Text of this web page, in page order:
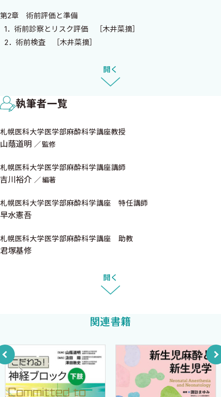
麻酔科研修は，単に技術を習得する場ではなく，チーム医療の
一員として患者の命を預かる責任を自覚し，その使命を果たす姿
勢を学ぶ貴重な機会です．本書が，すべての研修医の皆さんにとっ
く手助けとなることを心より願っております．
2026年3月 日本麻酔科学会第73回学術集会開催を記念して
札幌医科大学医学部麻酔科学講座 教授
山 蔭 道 明
第2章 術前評価と準備
1．術前診察とリスク評価 ［木井菜摘］
2．術前検査 ［木井菜摘］
4．術前薬剤管理 ［枝長充隆］
5．周術期禁煙指導と患者教育 ［枝長充隆］
6．前投薬 ［立花俊祐］
1．患者特性に基づく麻酔方法の選択，麻酔の準備 ［茶木友浩］
2．低侵襲手術における麻酔戦略 ［茶木友浩］
3．ハイリスク患者の麻酔管理 ［佐藤智恵］
4．POCUSの活用 ［佐藤智恵］
第4章 麻酔導入・維持・覚醒
1．各種麻酔導入方法 ［吉川裕介］
3．オピオイドの使い方 ［早水憲吾］
4．筋弛緩薬の使い方 ［杉山由紀］
B）赤血球濃厚液，新鮮凍結血漿，凝固因子製剤 ［大野 翔］
3．呼吸管理 ［枝長充隆］
4．体温管理と低体温対策 ［立花俊祐］
5．麻酔下の合併症予防と早期対策 ［立花俊祐］
開く
執筆者一覧
札幌医科大学医学部麻酔科学講座教授
山蔭道明 監修
札幌医科大学医学部麻酔科学講座講師
吉川裕介 編著
札幌医科大学医学部麻酔科学講座 特任講師
早水憲吾
札幌医科大学医学部麻酔科学講座 助教
君塚基修
開く
関連書籍